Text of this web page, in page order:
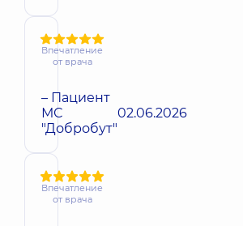
Впечатление
от врача
– Пациент
МС
"Добробут"
02.06.2026
Впечатление
от врача